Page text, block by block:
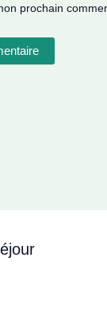
prochain